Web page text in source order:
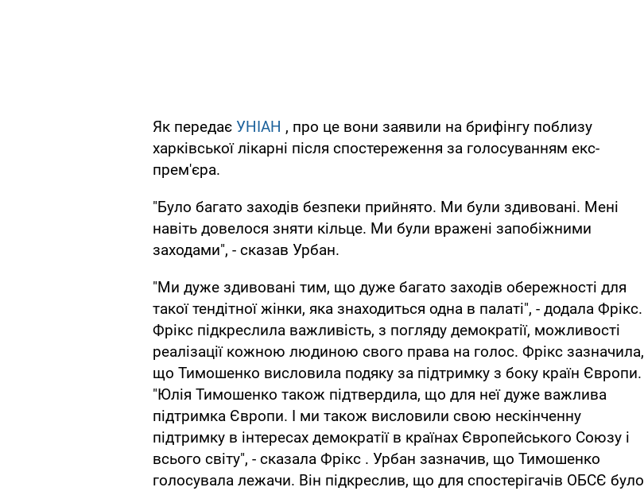
Як передає УНІАН , про це вони заявили на брифінгу поблизу
харківської лікарні після спостереження за голосуванням екс-
прем'єра.
"Було багато заходів безпеки прийнято. Ми були здивовані. Мені
навіть довелося зняти кільце. Ми були вражені запобіжними
заходами", - сказав Урбан.
"Ми дуже здивовані тим, що дуже багато заходів обережності для
такої тендітної жінки, яка знаходиться одна в палаті", - додала Фрікс.
Фрікс підкреслила важливість, з погляду демократії, можливості
реалізації кожною людиною свого права на голос. Фрікс зазначила,
що Тимошенко висловила подяку за підтримку з боку країн Європи.
"Юлія Тимошенко також підтвердила, що для неї дуже важлива
підтримка Європи. І ми також висловили свою нескінченну
підтримку в інтересах демократії в країнах Європейського Союзу і
всього світу", - сказала Фрікс . Урбан зазначив, що Тимошенко
голосувала лежачи. Він підкреслив, що для спостерігачів ОБСЄ було